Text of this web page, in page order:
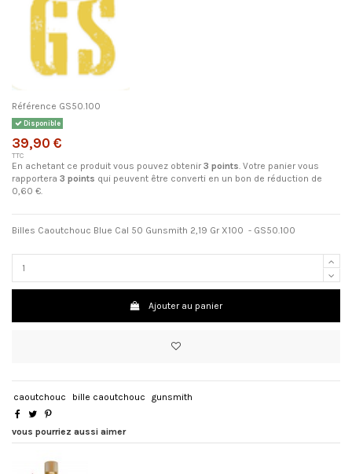
Référence GS50.100
Disponible
39,90 €
TTC
En achetant ce produit vous pouvez obtenir 3 points . Votre panier vous
rapportera 3 points qui peuvent être converti en un bon de réduction de
0,60 €
Billes Caoutchouc Blue Cal 50 Gunsmith 2,19 Gr X100 - GS50.100
Ajouter au panier
caoutchouc bille caoutchouc gunsmith
vous pourriez aussi aimer